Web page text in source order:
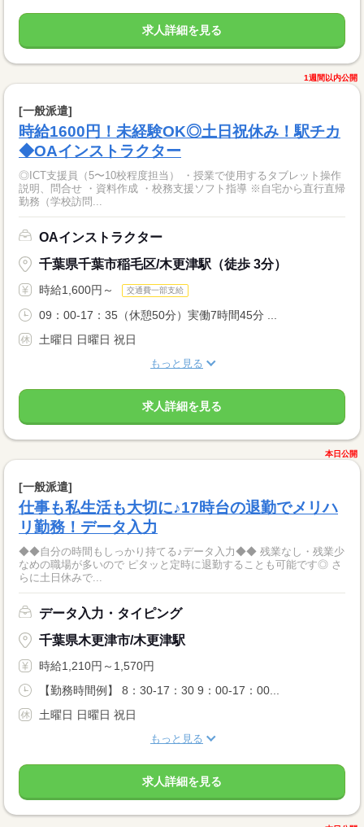
求人詳細を見る
1週間以内公開
[一般派遣]
時給1600円！未経験OK◎土日祝休み！駅チカ
◆OAインストラクター
◎ICT支援員（5〜10校程度担当） ・授業で使用するタブレット操作
説明、問合せ ・資料作成 ・校務支援ソフト指導 ※自宅から直行直帰
勤務（学校訪問...
OAインストラクター
千葉県千葉市稲毛区/木更津駅（徒歩 3分）
時給1,600円～ 交通費一部支給
09：00-17：35（休憩50分）実働7時間45分 ...
土曜日 日曜日 祝日
もっと見る
求人詳細を見る
本日公開
[一般派遣]
仕事も私生活も大切に♪17時台の退勤でメリハ
リ勤務！データ入力
◆◆自分の時間もしっかり持てる♪データ入力◆◆ 残業なし・残業少
なめの職場が多いので ピタッと定時に退勤することも可能です◎ さ
らに土日休みで...
データ入力・タイピング
千葉県木更津市/木更津駅
時給1,210円～1,570円
【勤務時間例】 8：30-17：30 9：00-17：00...
土曜日 日曜日 祝日
もっと見る
求人詳細を見る